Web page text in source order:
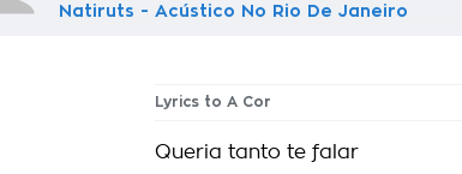
Natiruts - Acústico No Rio De Janeiro
Lyrics to A Cor
Queria tanto te falar